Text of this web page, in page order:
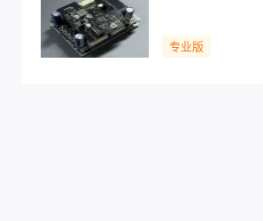
专业版